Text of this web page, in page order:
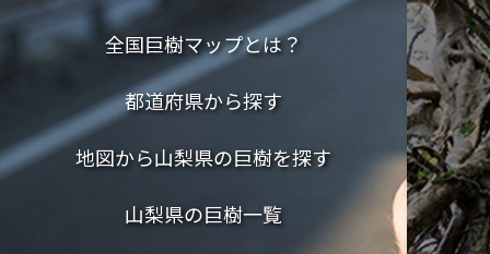
全国巨樹マップとは？
都道府県から探す
地図から山梨県の巨樹を探す
山梨県の巨樹一覧